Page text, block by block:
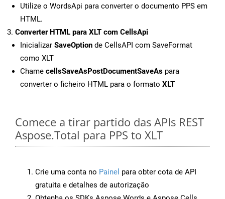
Utilize o WordsApi para converter o documento PPS em
HTML.
Converter HTML para XLT com CellsApi
Inicializar SaveOption de CellsAPI com SaveFormat
como XLT
Chame cellsSaveAsPostDocumentSaveAs para
converter o ficheiro HTML para o formato XLT
Comece a tirar partido das APIs REST
Aspose.Total para PPS to XLT
Crie uma conta no Painel para obter cota de API
gratuita e detalhes de autorização